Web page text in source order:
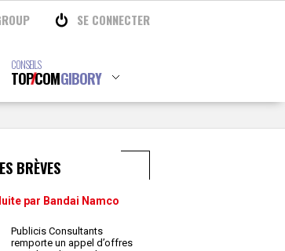
SE CONNECTER
CONSEILS
TOPCOMGIBORY
BRÈVES
par Bandai Namco
Publicis Consultants
remporte un appel d’offres